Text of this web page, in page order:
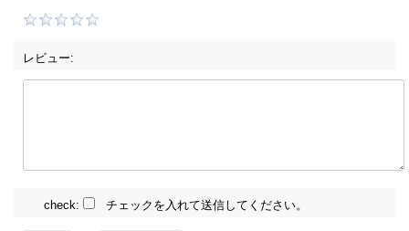
レビュー:
check: チェックを入れて送信してください。